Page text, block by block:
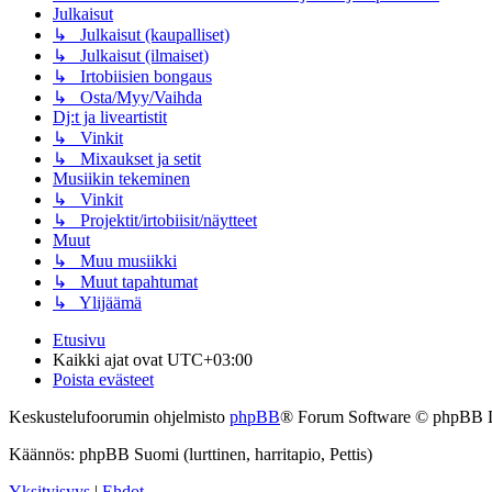
Julkaisut
↳ Julkaisut (kaupalliset)
↳ Julkaisut (ilmaiset)
↳ Irtobiisien bongaus
↳ Osta/Myy/Vaihda
Dj:t ja liveartistit
↳ Vinkit
↳ Mixaukset ja setit
Musiikin tekeminen
↳ Vinkit
↳ Projektit/irtobiisit/näytteet
Muut
↳ Muu musiikki
↳ Muut tapahtumat
↳ Ylijäämä
Etusivu
Kaikki ajat ovat UTC+03:00
Poista evästeet
Keskustelufoorumin ohjelmisto phpBB® Forum Software © phpBB
Käännös: phpBB Suomi (lurttinen, harritapio, Pettis)